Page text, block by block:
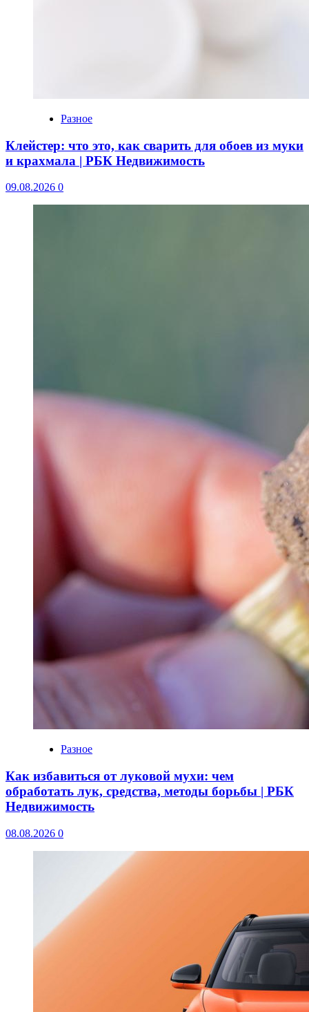
Разное
Клейстер: что это, как сварить для обоев из муки
и крахмала | РБК Недвижимость
09.08.2026 0
Разное
Как избавиться от луковой мухи: чем
обработать лук, средства, методы борьбы | РБК
Недвижимость
08.08.2026 0